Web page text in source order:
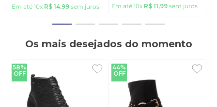
Em até 10x R$ 14,99 sem juros Em até 10x R$ 11,99 sem juros
Os mais desejados do momento
58%
OFF
44%
OFF